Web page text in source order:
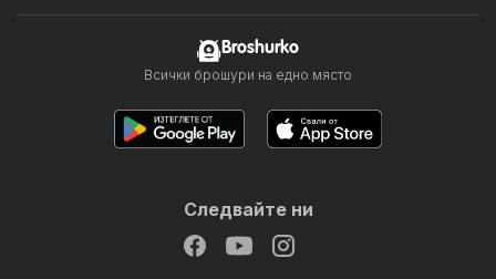
Broshurko
Всички брошури на едно място
Следвайте ни